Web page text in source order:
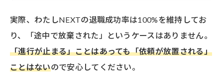
実際、わたしNEXTの退職成功率は100%を維持してお
り、「途中で放棄された」というケースはありません。
「進行が止まる」ことはあっても「依頼が放置される」
ことはないので安心してください。